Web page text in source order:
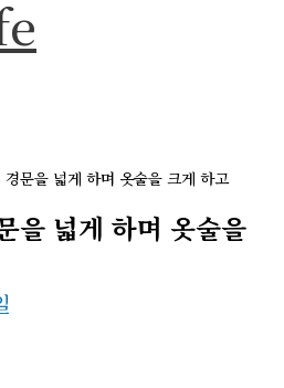
문을 넓게 하며 옷술을 크게 하고
을 넓게 하며 옷술을